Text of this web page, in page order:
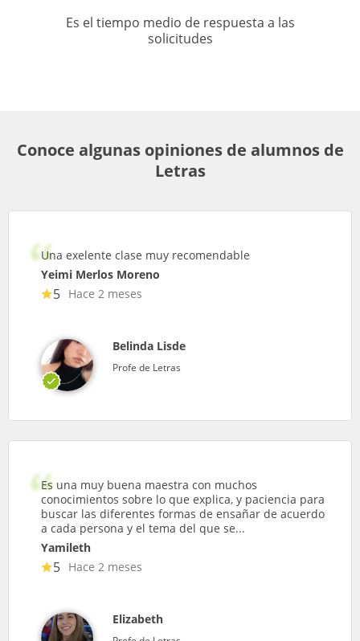
Es el tiempo medio de respuesta a las
solicitudes
Conoce algunas opiniones de alumnos de
Letras
Una exelente clase muy recomendable
Yeimi Merlos Moreno
5 Hace 2 meses
Belinda Lisde
Profe de Letras
Es una muy buena maestra con muchos
conocimientos sobre lo que explica, y paciencia para
buscar las diferentes formas de ensañar de acuerdo
a cada persona y el tema del que se...
Yamileth
5 Hace 2 meses
Elizabeth